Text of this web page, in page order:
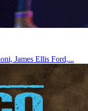
James Ellis Ford,...